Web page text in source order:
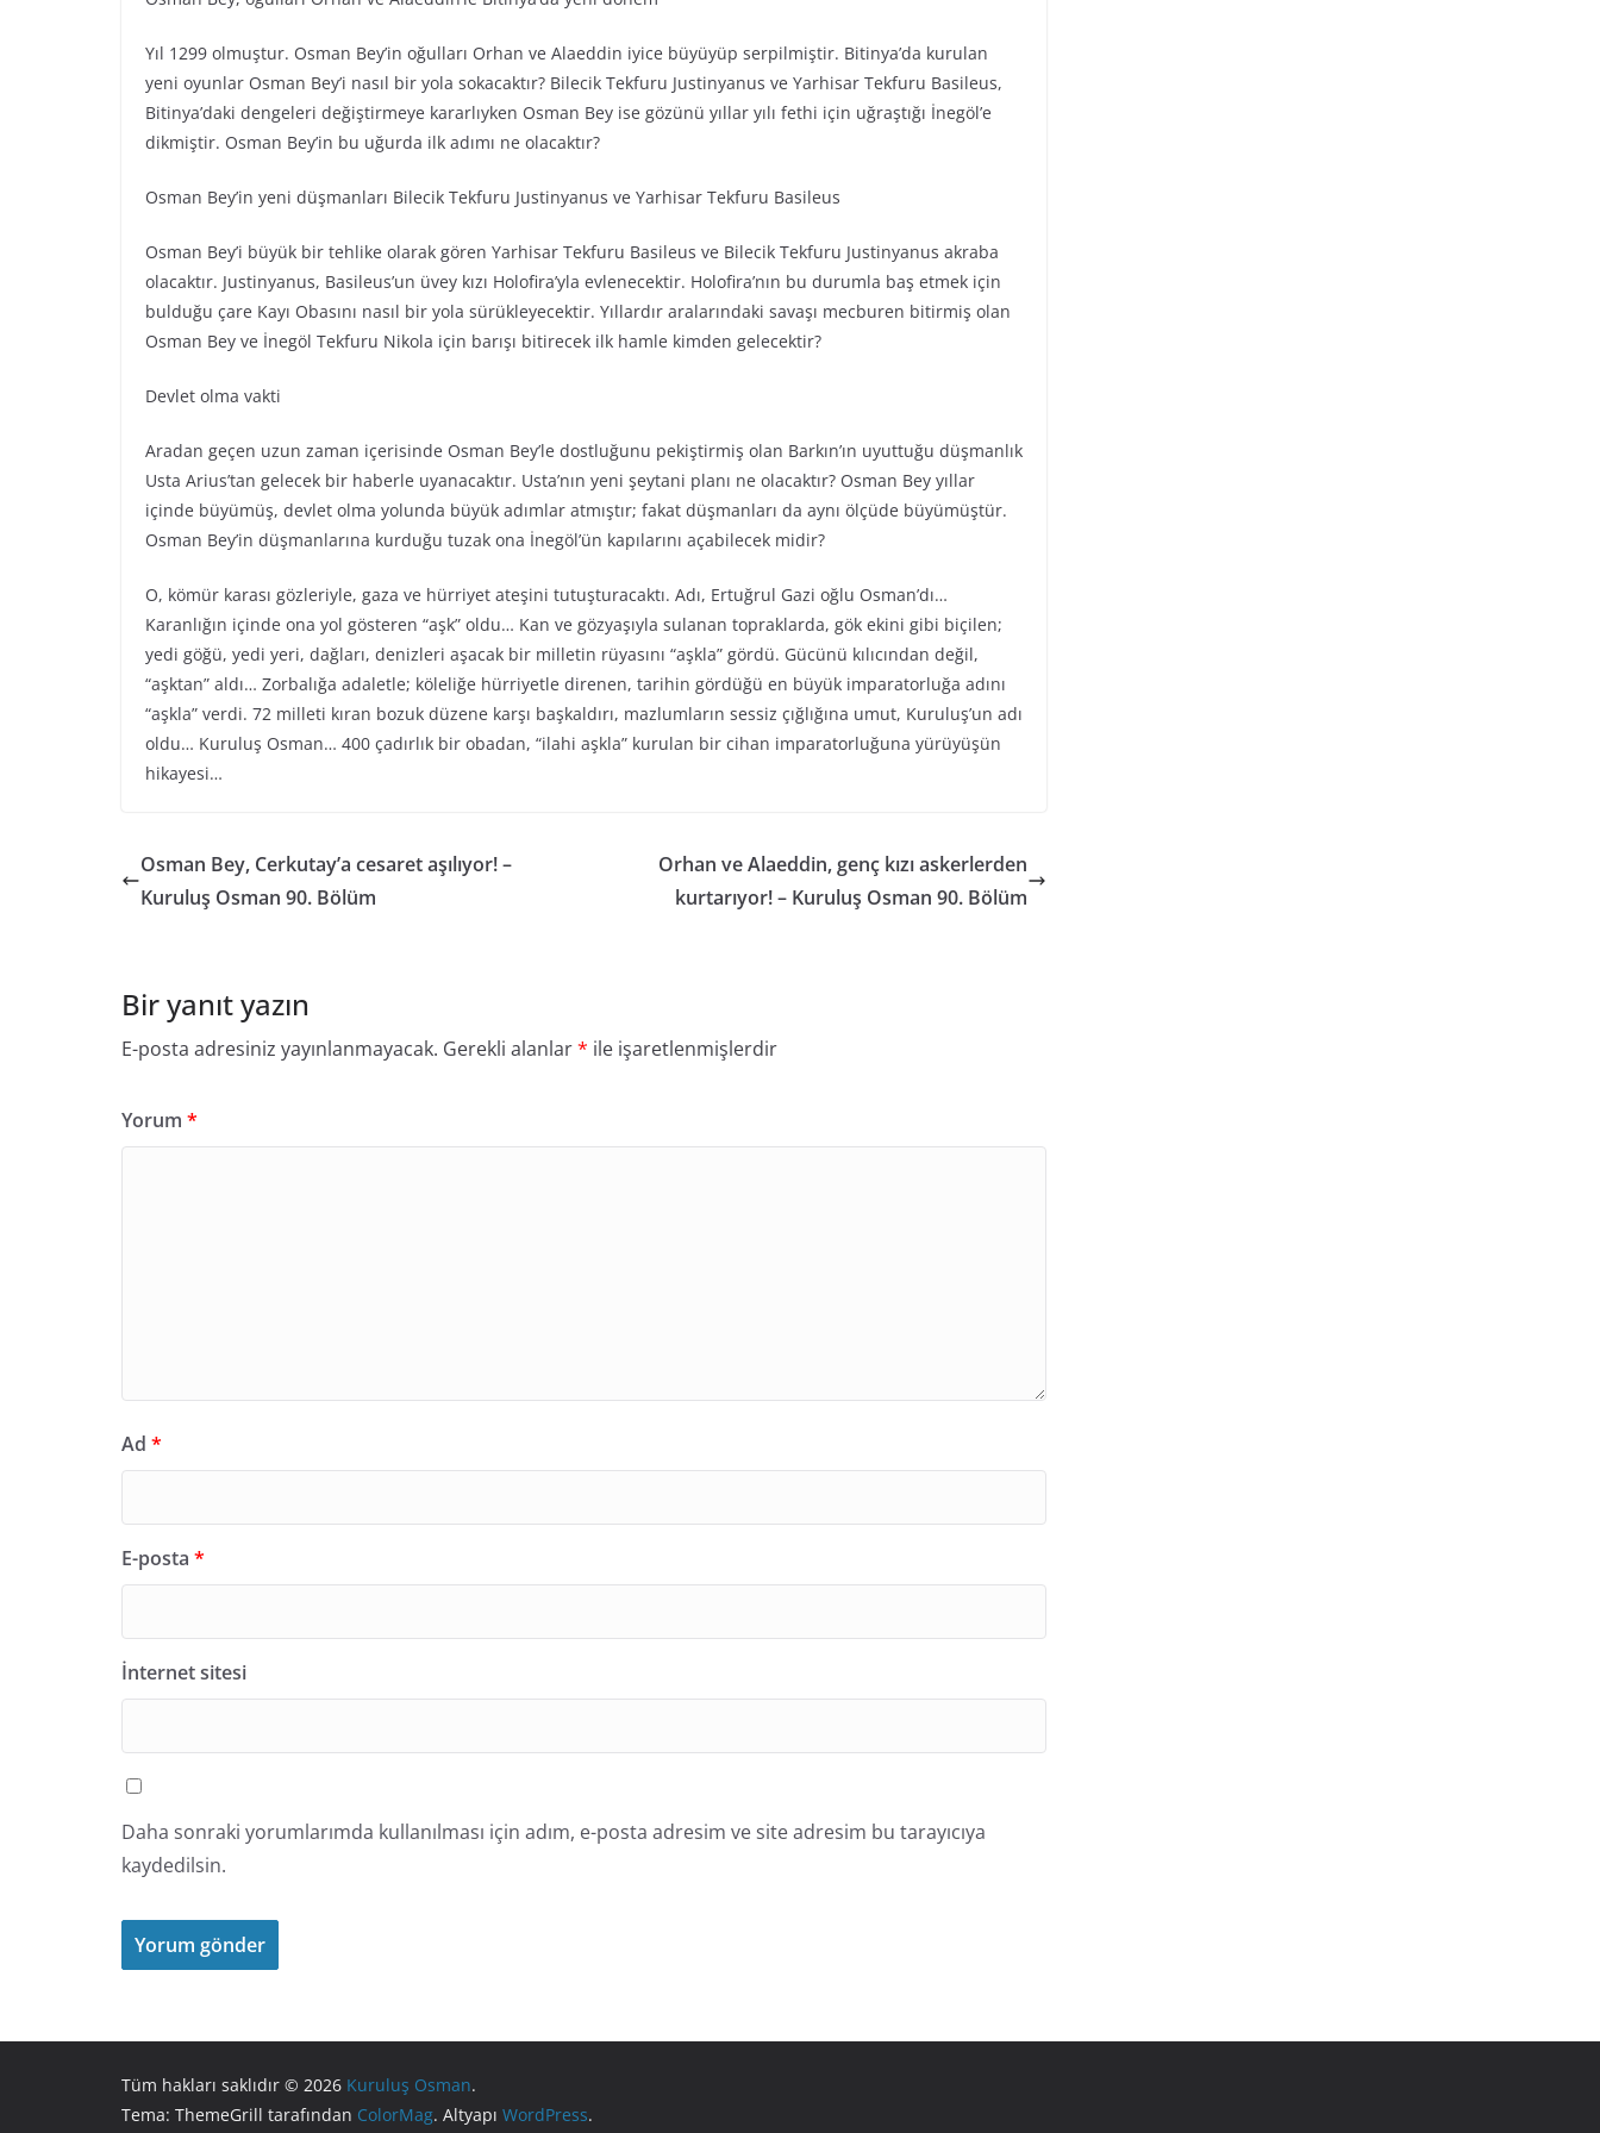
Yıl 1299 olmuştur. Osman Bey’in oğulları Orhan ve Alaeddin iyice büyüyüp serpilmiştir. Bitinya’da kurulan
yeni oyunlar Osman Bey’i nasıl bir yola sokacaktır? Bilecik Tekfuru Justinyanus ve Yarhisar Tekfuru Basileus,
Bitinya’daki dengeleri değiştirmeye kararlıyken Osman Bey ise gözünü yıllar yılı fethi için uğraştığı İnegöl’e
dikmiştir. Osman Bey’in bu uğurda ilk adımı ne olacaktır?
Osman Bey’in yeni düşmanları Bilecik Tekfuru Justinyanus ve Yarhisar Tekfuru Basileus
Osman Bey’i büyük bir tehlike olarak gören Yarhisar Tekfuru Basileus ve Bilecik Tekfuru Justinyanus akraba
olacaktır. Justinyanus, Basileus’un üvey kızı Holofira’yla evlenecektir. Holofira’nın bu durumla baş etmek için
bulduğu çare Kayı Obasını nasıl bir yola sürükleyecektir. Yıllardır aralarındaki savaşı mecburen bitirmiş olan
Osman Bey ve İnegöl Tekfuru Nikola için barışı bitirecek ilk hamle kimden gelecektir?
Devlet olma vakti
Aradan geçen uzun zaman içerisinde Osman Bey’le dostluğunu pekiştirmiş olan Barkın’ın uyuttuğu düşmanlık
Usta Arius’tan gelecek bir haberle uyanacaktır. Usta’nın yeni şeytani planı ne olacaktır? Osman Bey yıllar
içinde büyümüş, devlet olma yolunda büyük adımlar atmıştır; fakat düşmanları da aynı ölçüde büyümüştür.
Osman Bey’in düşmanlarına kurduğu tuzak ona İnegöl’ün kapılarını açabilecek midir?
O, kömür karası gözleriyle, gaza ve hürriyet ateşini tutuşturacaktı. Adı, Ertuğrul Gazi oğlu Osman’dı…
Karanlığın içinde ona yol gösteren “aşk” oldu… Kan ve gözyaşıyla sulanan topraklarda, gök ekini gibi biçilen;
yedi göğü, yedi yeri, dağları, denizleri aşacak bir milletin rüyasını “aşkla” gördü. Gücünü kılıcından değil,
“aşktan” aldı… Zorbalığa adaletle; köleliğe hürriyetle direnen, tarihin gördüğü en büyük imparatorluğa adını
“aşkla” verdi. 72 milleti kıran bozuk düzene karşı başkaldırı, mazlumların sessiz çığlığına umut, Kuruluş’un adı
oldu… Kuruluş Osman… 400 çadırlık bir obadan, “ilahi aşkla” kurulan bir cihan imparatorluğuna yürüyüşün
hikayesi…
Osman Bey, Cerkutay’a cesaret aşılıyor! –
Kuruluş Osman 90. Bölüm
Orhan ve Alaeddin, genç kızı askerlerden
kurtarıyor! – Kuruluş Osman 90. Bölüm
Bir yanıt yazın
E-posta adresiniz yayınlanmayacak. Gerekli alanlar* ile işaretlenmişlerdir
Yorum *
Ad *
E-posta *
İnternet sitesi
Daha sonraki yorumlarımda kullanılması için adım, e-posta adresim ve site adresim bu tarayıcıya
kaydedilsin.
Tüm hakları saklıdır © 2026 Kuruluş Osman.
Tema: ThemeGrill tarafından ColorMag. Altyapı WordPress.